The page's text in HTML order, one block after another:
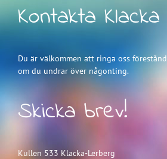
Kontakta Klacka
Du är välkommen att ringa oss
om du undrar över någonting.
Skicka brev!
Kullen 533 Klacka-Lerberg